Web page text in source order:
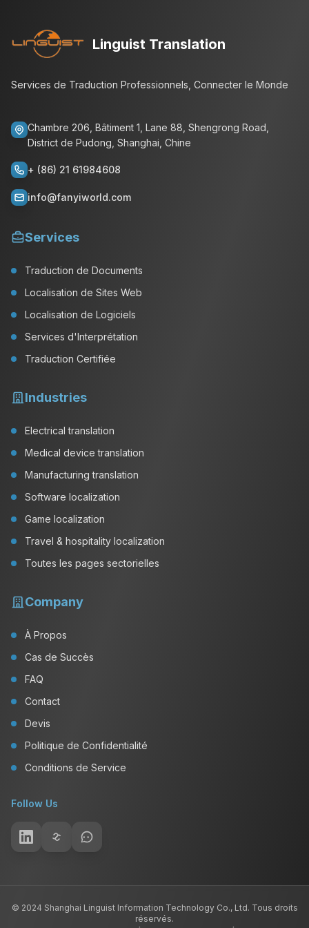
Linguist Translation
Services de Traduction Professionnels, Connecter le Monde
Chambre 206, Bâtiment 1, Lane 88, Shengrong Road,
District de Pudong, Shanghai, Chine
+ (86) 21 61984608
info@fanyiworld.com
Services
Traduction de Documents
Localisation de Sites Web
Localisation de Logiciels
Services d'Interprétation
Traduction Certifiée
Industries
Electrical translation
Medical device translation
Manufacturing translation
Software localization
Game localization
Travel & hospitality localization
Toutes les pages sectorielles
Company
À Propos
Cas de Succès
FAQ
Contact
Devis
Politique de Confidentialité
Conditions de Service
Follow Us
© 2024 Shanghai Linguist Information Technology Co., Ltd. Tous droits
réservés.